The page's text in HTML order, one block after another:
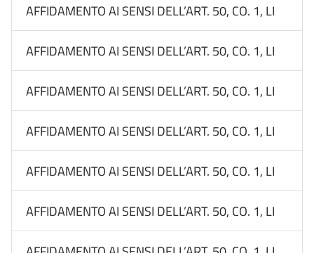
AFFIDAMENTO AI SENSI DELL’ART. 50, CO. 1, LETT.
AFFIDAMENTO AI SENSI DELL’ART. 50, CO. 1, LETT.
AFFIDAMENTO AI SENSI DELL’ART. 50, CO. 1, LETT.
AFFIDAMENTO AI SENSI DELL’ART. 50, CO. 1, LETT.
AFFIDAMENTO AI SENSI DELL’ART. 50, CO. 1, LETT.
AFFIDAMENTO AI SENSI DELL’ART. 50, CO. 1, LETT.